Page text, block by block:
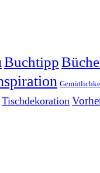
Buchtipp
Tischdekoration